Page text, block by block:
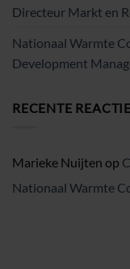
Directeur Markt en
Nationaal Warmte
Development
RECENTE
Marieke Nuijten op
Nationaal Warmte